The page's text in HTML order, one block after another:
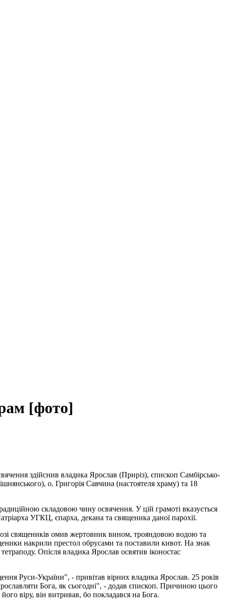
[фото]
здійснив владика Ярослав (Приріз), єпископ Самбірсько-
о. Григорія Савчина (настоятеля храму) та 18
складовою чину освячення. У цій грамоті вказується
УГКЦ, єпарха, декана та священика даної парохії.
священиків омив жертовник вином, трояндовою водою та
накрили престол обрусами та поставили кивот. На знак
Опісля владика Ярослав освятив іконостас
Руси-України", - привітав вірних владика Ярослав. 25 років
Бога, як сьогодні", - додав єпископ. Причиною цього
віру, він витривав, бо покладався на Бога.